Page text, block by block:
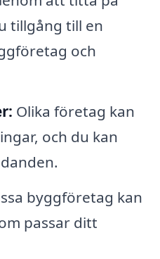
tillgång till en
och
Olika företag kan
och du kan
byggföretag kan
passar ditt